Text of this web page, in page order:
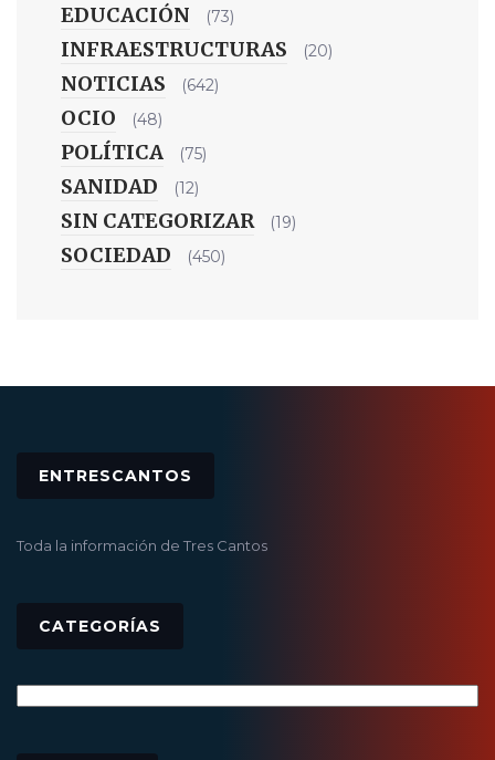
EDUCACIÓN (73)
INFRAESTRUCTURAS (20)
NOTICIAS (642)
OCIO (48)
POLÍTICA (75)
SANIDAD (12)
SIN CATEGORIZAR (19)
SOCIEDAD (450)
ENTRESCANTOS
Toda la información de Tres Cantos
CATEGORÍAS